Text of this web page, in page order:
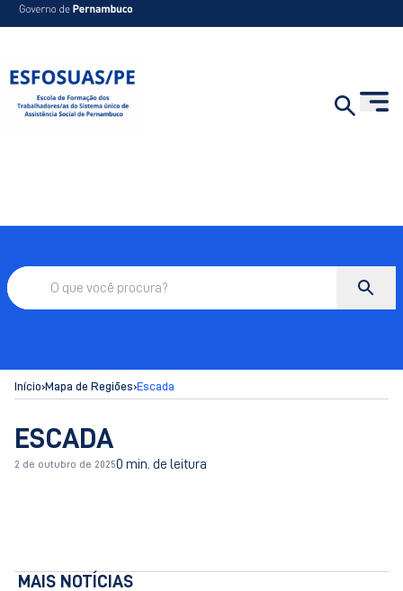
Início›Mapa de Regiões›Escada
ESCADA
2 de outubro de 20250 min. de leitura
MAIS NOTÍCIAS